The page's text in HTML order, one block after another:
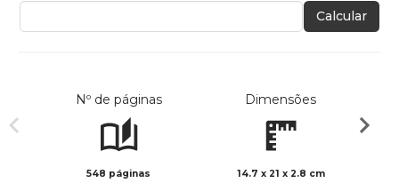
Calcular
Nº de páginas
548 páginas
Dimensões
14.7 x 21 x 2.8 cm